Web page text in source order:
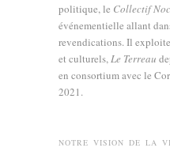
politique, le Collectif
événementielle allant
revendications. Il
et culturels,Le Terreau
en consortium avec le
2021.
NOTRE VISION DE LA